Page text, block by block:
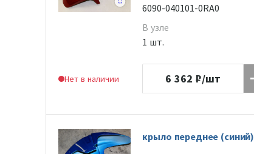
Нет в наличии
6090-040101-0RA0
В узле
1 шт.
6 362 ₽/шт
крыло переднее (синий)